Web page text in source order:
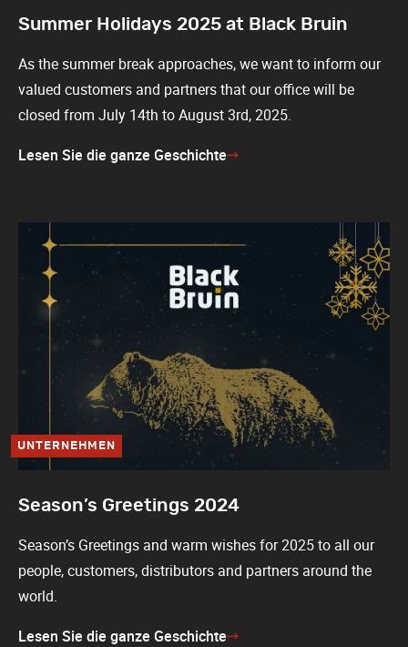
Summer Holidays 2025 at Black Bruin
As the summer break approaches, we want to inform our
valued customers and partners that our office will be
closed from July 14th to August 3rd, 2025.
Lesen Sie die ganze Geschichte
UNTERNEHMEN
Season’s Greetings 2024
Season’s Greetings and warm wishes for 2025 to all our
people, customers, distributors and partners around the
world.
Lesen Sie die ganze Geschichte